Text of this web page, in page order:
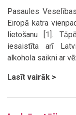
Pasaules
Eiropā katra
lietošanu [1].
iesaistīta arī
alkohola saikni ar
Lasīt vairāk >